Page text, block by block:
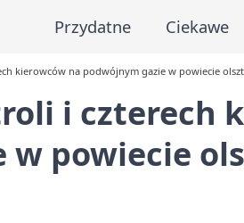
Przydatne Ciekawe
kierowców na podwójnym gazie w powiecie
i czterech
w powiecie